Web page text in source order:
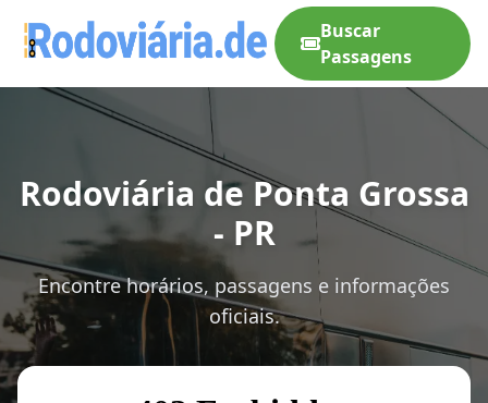
Buscar
Passagens
Rodoviária de Ponta Grossa
- PR
Encontre horários, passagens e informações
oficiais.